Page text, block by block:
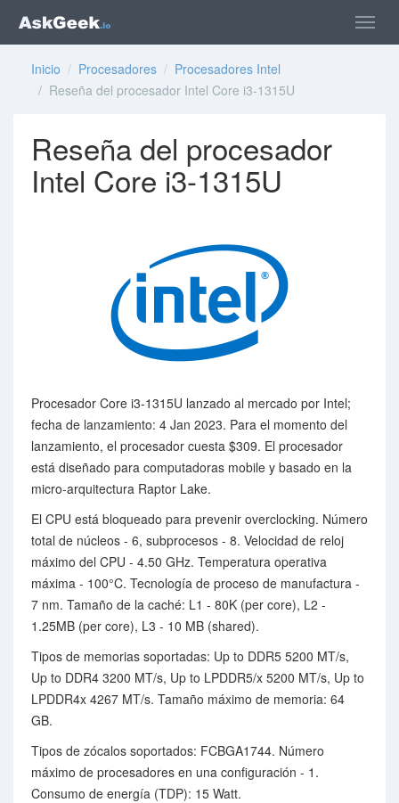
Inicio / Procesadores / Procesadores Intel
/ Reseña del procesador Intel Core i3-1315U
Reseña del procesador
Intel Core i3-1315U
Procesador Core i3-1315U lanzado al mercado por Intel;
fecha de lanzamiento: 4 Jan 2023. Para el momento del
lanzamiento, el procesador cuesta $309. El procesador
está diseñado para computadoras mobile y basado en la
micro-arquitectura Raptor Lake.
El CPU está bloqueado para prevenir overclocking. Número
total de núcleos - 6, subprocesos - 8. Velocidad de reloj
máximo del CPU - 4.50 GHz. Temperatura operativa
máxima - 100°C. Tecnología de proceso de manufactura -
7 nm. Tamaño de la caché: L1 - 80K (per core), L2 -
1.25MB (per core), L3 - 10 MB (shared).
Tipos de memorias soportadas: Up to DDR5 5200 MT/s,
Up to DDR4 3200 MT/s, Up to LPDDR5/x 5200 MT/s, Up to
LPDDR4x 4267 MT/s. Tamaño máximo de memoria: 64
GB.
Tipos de zócalos soportados: FCBGA1744. Número
máximo de procesadores en una configuración - 1.
Consumo de energía (TDP): 15 Watt.